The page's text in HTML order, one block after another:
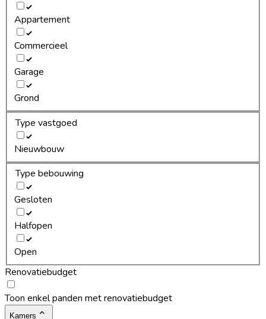
Appartement
Commercieel
Garage
Grond
Type vastgoed
Nieuwbouw
Type bebouwing
Gesloten
Halfopen
Open
Renovatiebudget
Toon enkel panden met renovatiebudget
Kamers